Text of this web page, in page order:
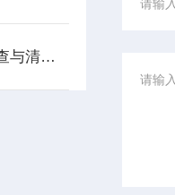
介质衬氟磁力泵日常检查与清洁的具体步骤及注意事项